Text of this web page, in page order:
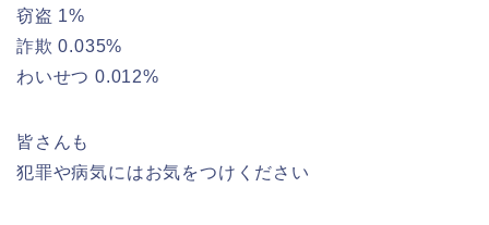
窃盗 1%
詐欺 0.035%
わいせつ 0.012%
皆さんも
犯罪や病気にはお気をつけください